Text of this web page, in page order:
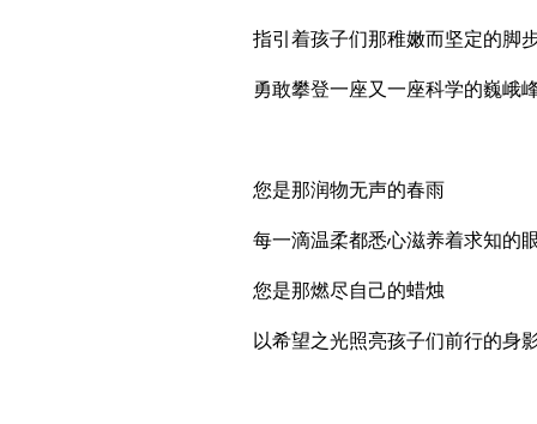
指引着孩子们那稚嫩而坚定的脚
勇敢攀登一座又一座科学的巍峨
您是那润物无声的春雨
每一滴温柔都悉心滋养着求知的
您是那燃尽自己的蜡烛
以希望之光照亮孩子们前行的身